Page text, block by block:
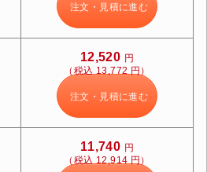
注文・見積に進む
12,520 円
（税込 13,772 円）
注文・見積に進む
11,740 円
（税込 12,914 円）